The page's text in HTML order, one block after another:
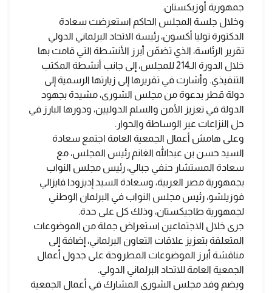
جمهورية أوزبكستان.
وخلال جلسة المجلس الحاكم استعرضت سعادة
الدكتورة توليا أكسون، رئيسة الاتحاد البرلماني الدولي
تقرير الرئاسة، الذي تضمّن أبرز الأنشطة التي قامت بها
خلال الدورة الـ214 للمجلس، إلى جانب أنشطة المكتب
التنفيذي. وأشارت في تقريرها إلى زيارتها الرسمية إلى
دولة قطر بدعوة من مجلس الشورى، مشيدة بجهود
الدولة في تعزيز الأمن والسلم الدوليين، ودورها البارز في
حل النزاعات عبر الوساطة والحوار.
وعلى هامش أعمال الجمعية العامة اجتمع سعادة
السيد حسن بن عبدالله الغانم رئيس المجلس، مع
سعادة المستشار حنفي جبالي، رئيس مجلس النواب
بجمهورية مصر العربية، وسعادة السيد إديزودا فايزالي
فوزيلشو، رئيس مجلس النواب في البرلمان الوطني
لجمهورية طاجيكستان، وذلك كل على حدة.
جرى خلال الاجتماعين استعراض جملة من الموضوعات
المتعلقة بتعزيز علاقات التعاون البرلماني، إضافة إلى
مناقشة أبرز الموضوعات المطروحة على جدول أعمال
الجمعية العامة للاتحاد البرلماني الدولي.
ويضم وفد مجلس الشورى المشارك في أعمال الجمعية